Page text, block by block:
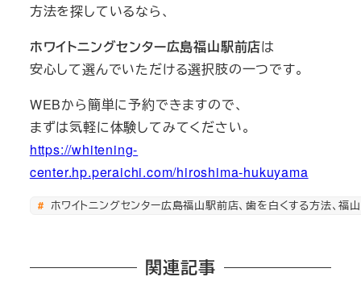
方法を探しているなら、
ホワイトニングセンター広島福山駅前店は
安心して選んでいただける選択肢の一つです。
WEBから簡単に予約できますので、
まずは気軽に体験してみてください。
https://whitening-
center.hp.peraichi.com/hiroshima-hukuyama
ホワイトニングセンター広島福山駅前店、歯を白くする方法、
関連記事